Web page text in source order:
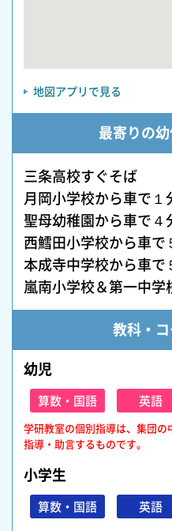
地図アプリで見る
最寄りの
三条高校すぐそば
月岡小学校から車で１
聖母幼稚園から車で４
西鱈田小学校から車で
本成寺中学校から車で
嵐南小学校＆第一中学
教科・
幼児
算数・国語 英語
学研教室の個別指導は、集団
指導・助言するものです。
小学生
算数・国語 英語